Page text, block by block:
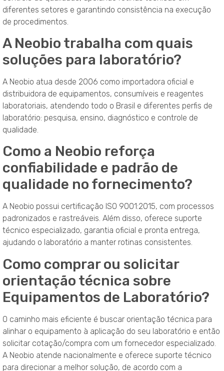
diferentes setores e garantindo consistência na execução
de procedimentos.
A Neobio trabalha com quais
soluções para laboratório?
A Neobio atua desde 2006 como importadora oficial e
distribuidora de equipamentos, consumíveis e reagentes
laboratoriais, atendendo todo o Brasil e diferentes perfis de
laboratório: pesquisa, ensino, diagnóstico e controle de
qualidade.
Como a Neobio reforça
confiabilidade e padrão de
qualidade no fornecimento?
A Neobio possui certificação ISO 9001:2015, com processos
padronizados e rastreáveis. Além disso, oferece suporte
técnico especializado, garantia oficial e pronta entrega,
ajudando o laboratório a manter rotinas consistentes.
Como comprar ou solicitar
orientação técnica sobre
Equipamentos de Laboratório?
O caminho mais eficiente é buscar orientação técnica para
alinhar o equipamento à aplicação do seu laboratório e então
solicitar cotação/compra com um fornecedor especializado.
A Neobio atende nacionalmente e oferece suporte técnico
para direcionar a melhor solução, de acordo com a